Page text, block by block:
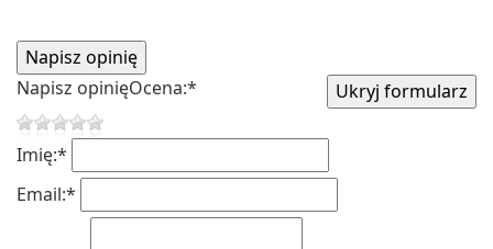
Napisz opinięOcena:*
Imię:*
Email:*